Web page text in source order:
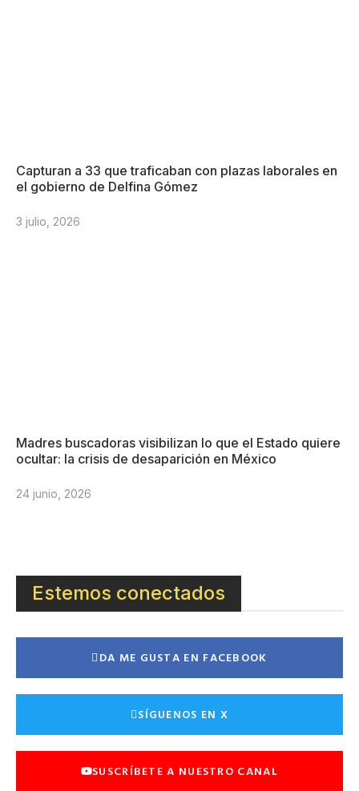
Capturan a 33 que traficaban con plazas laborales en
el gobierno de Delfina Gómez
3 julio, 2026
Madres buscadoras visibilizan lo que el Estado quiere
ocultar: la crisis de desaparición en México
24 junio, 2026
Estemos conectados
DA ME GUSTA EN FACEBOOK
SÍGUENOS EN X
SUSCRÍBETE A NUESTRO CANAL